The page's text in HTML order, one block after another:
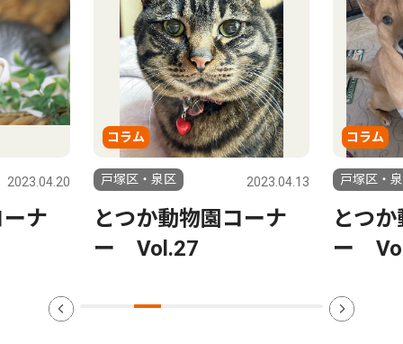
塚区・泉区 2023.04.13
つか動物園コーナ
コラム
戸塚区・泉区
とつか動物園コ